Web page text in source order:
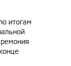
итогам